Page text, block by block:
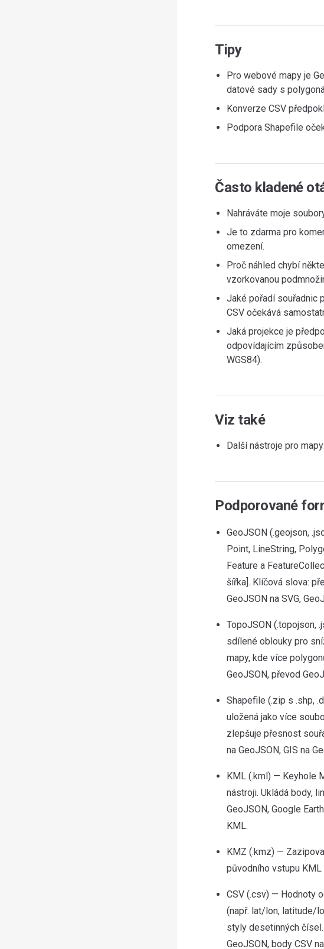
Tipy
Pro webové mapy je
datové sady s
Konverze CSV
Podpora Shapefile
Často kladené
Nahráváte moje
Je to zdarma pro
omezení.
Proč náhled chybí
vzorkovanou
Jaké pořadí souřadnic
CSV očekává
Jaká projekce je
odpovídajícím
WGS84).
Viz také
Další nástroje pro mapy:
Podporované
GeoJSON (.geojson,
Point, LineString,
Feature a
šířka]. Klíčová slova:
GeoJSON na SVG,
TopoJSON (.topojson,
sdílené oblouky pro
mapy, kde více
GeoJSON, převod
Shapefile (.zip s .shp,
uložená jako více
zlepšuje přesnost
na GeoJSON, GIS na
KML (.kml) — Keyhole
nástroji. Ukládá body,
GeoJSON, Google
KML.
KMZ (.kmz) —
původního vstupu
CSV (.csv) — Hodnoty
(např. lat/lon, latitude/
styly desetinných čísel.
GeoJSON, body CSV